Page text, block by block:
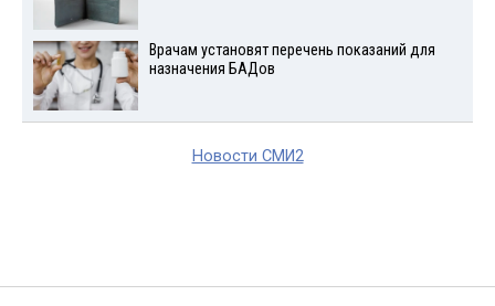
Врачам установят перечень показаний для
назначения БАДов
Новости СМИ2